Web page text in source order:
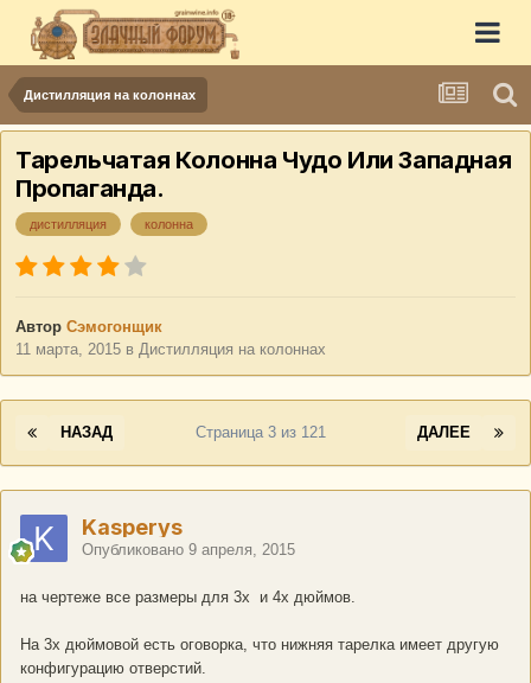
Дистилляция на колоннах
Тарельчатая Колонна Чудо Или Западная
Пропаганда.
дистилляция колонна
Автор Сэмогонщик
11 марта, 2015 в Дистилляция на колоннах
НАЗАД ДАЛЕЕ
Страница 3 из 121
Kasperys
Опубликовано 9 апреля, 2015
на чертеже все размеры для 3х и 4х дюймов.
На 3х дюймовой есть оговорка, что нижняя тарелка имеет другую
конфигурацию отверстий.